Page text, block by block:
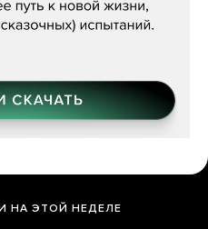
НА ЭТОЙ НЕДЕЛЕ